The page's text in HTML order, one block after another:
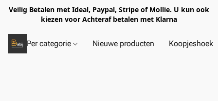
Veilig Betalen met Ideal, Paypal, Stripe of Mollie. U kun ook
kiezen voor Achteraf betalen met Klarna
Per categorie Nieuwe producten Koopjeshoek